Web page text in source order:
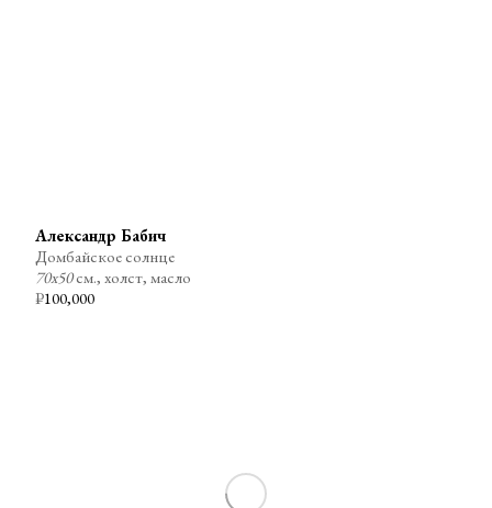
₽100,000
Александр Бабич
Домбайское солнце
70х50см., холст, масло